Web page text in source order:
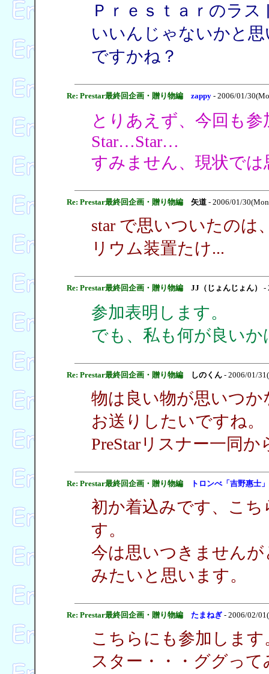
Ｐｒｅｓｔａｒのラ
いいんじゃないかと
ですかね？
Re: Prestar最終回企画・贈り物編 zappy- 2006/01/
とりあえず、今回も
Star…Star…
すみません、現状で
Re: Prestar最終回企画・贈り物編 矢道- 2006/01/
star で思いついたのは
リウム装置たけ...
Re: Prestar最終回企画・贈り物編 JJ（じょんじょん） -
参加表明します。
でも、私も何が良い
Re: Prestar最終回企画・贈り物編 しのくん- 2006/01/
物は良い物が思いつ
お送りしたいですね。
PreStarリスナー一同
Re: Prestar最終回企画・贈り物編 トロンべ「吉野惠士」
初か着込みです、こ
す。
今は思いつきません
みたいと思います。
Re: Prestar最終回企画・贈り物編 たまねぎ- 2006/02/
こちらにも参加します
スター・・・ググっ